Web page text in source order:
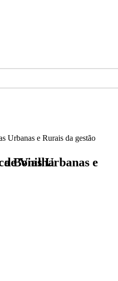
Urbanas e Rurais da gestão
gestão Duca Bonilha